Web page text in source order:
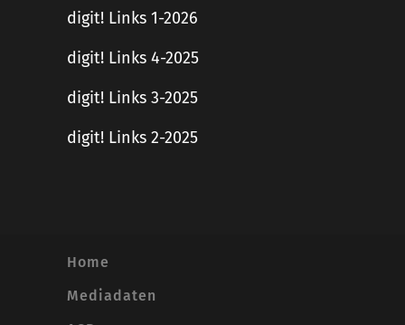
digit! Links 1-2026
digit! Links 4-2025
digit! Links 3-2025
digit! Links 2-2025
Home
Mediadaten